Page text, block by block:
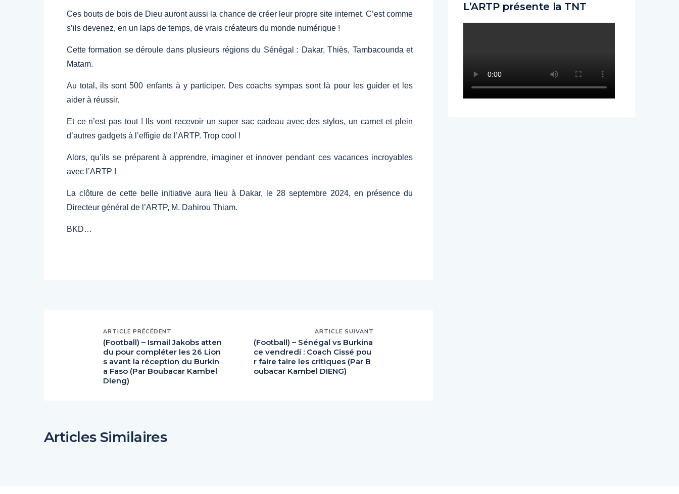
Ces bouts de bois de Dieu auront aussi la chance de créer leur propre site internet. C’est comme
s’ils devenez, en un laps de temps, de vrais créateurs du monde numérique !
Cette formation se déroule dans plusieurs régions du Sénégal : Dakar, Thiès, Tambacounda et
Matam.
Au total, ils sont 500 enfants à y participer. Des coachs sympas sont là pour les guider et les
aider à réussir.
Et ce n’est pas tout ! Ils vont recevoir un super sac cadeau avec des stylos, un carnet et plein
d’autres gadgets à l’effigie de l’ARTP. Trop cool !
Alors, qu’ils se préparent à apprendre, imaginer et innover pendant ces vacances incroyables
avec l’ARTP !
La clôture de cette belle initiative aura lieu à Dakar, le 28 septembre 2024, en présence du
Directeur général de l’ARTP, M. Dahirou Thiam.
BKD…
ARTICLE PRÉCÉDENT
(Football) – Ismail Jakobs atten
du pour compléter les 26 Lion
s avant la réception du Burkin
a Faso (Par Boubacar Kambel
Dieng)
ARTICLE SUIVANT
(Football) – Sénégal vs Burkina
ce vendredi : Coach Cissé pou
r faire taire les critiques (Par B
oubacar Kambel DIENG)
L’ARTP présente la TNT
Articles Similaires